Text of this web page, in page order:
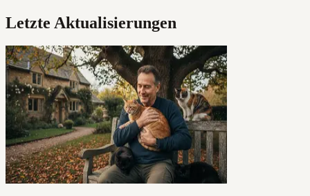
Letzte Aktualisierungen